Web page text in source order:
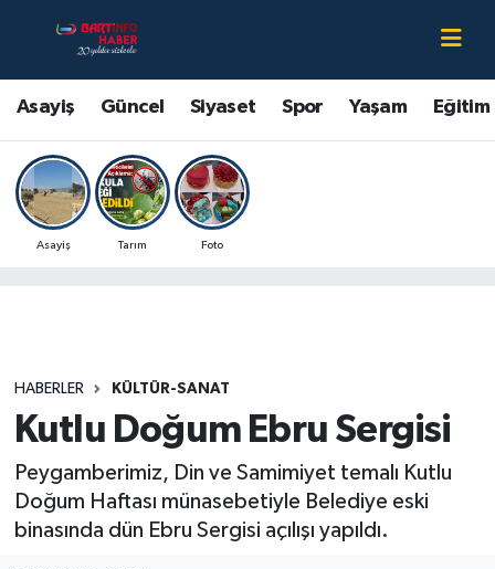
Asayiş Güncel Siyaset Spor Yaşam Eğitim
Asayiş Tarım Foto
HABERLER KÜLTÜR-SANAT
Kutlu Doğum Ebru Sergisi
Peygamberimiz, Din ve Samimiyet temalı Kutlu
Doğum Haftası münasebetiyle Belediye eski
binasında dün Ebru Sergisi açılışı yapıldı.
Asayiş
Bartın Hakkında
Çevre
Eğitim
Kültür-Sanat
Magazin
Medya
Bartın Nöbetçi Eczaneler
Bartın Hava Durumu
Bartin Namaz Vakitleri
Bartın Trafik Yoğunluk Haritası
Son Dakika Haberleri
Haber Arşivi